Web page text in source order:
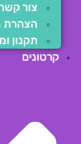
צור קשר
הצהרת
תקנון
קרטונים